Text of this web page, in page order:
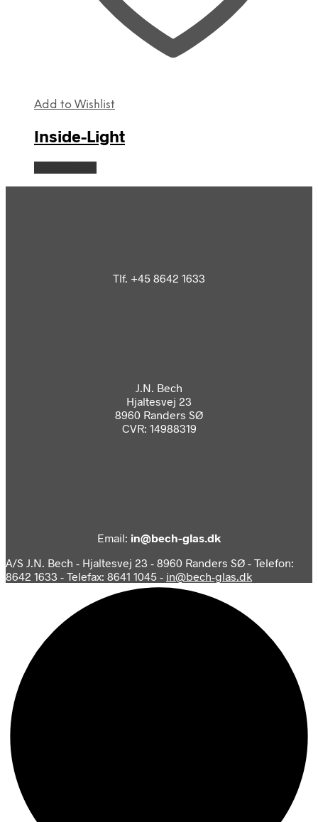
Add to Wishlist
Inside-Light
Tlf. +45 8642 1633
J.N. Bech
Hjaltesvej 23
8960 Randers SØ
CVR: 14988319
Email: in@bech-glas.dk
A/S J.N. Bech - Hjaltesvej 23 - 8960 Randers SØ - Telefon:
8642 1633 - Telefax: 8641 1045 - in@bech-glas.dk